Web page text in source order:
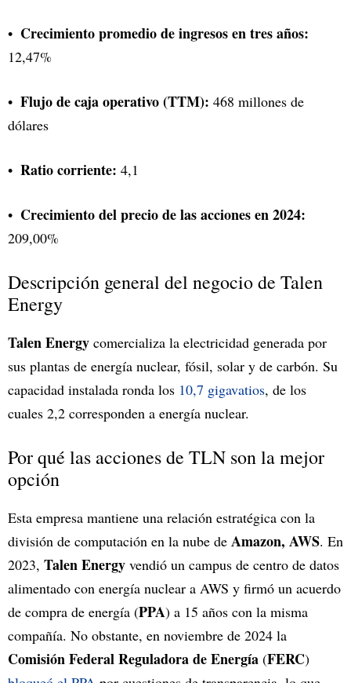
Crecimiento promedio de ingresos en tres años:
12,47%
Flujo de caja operativo (TTM): 468 millones de
dólares
Ratio corriente: 4,1
Crecimiento del precio de las acciones en 2024:
209,00%
Descripción general del negocio de Talen
Energy
Talen Energy comercializa la electricidad generada por
sus plantas de energía nuclear, fósil, solar y de carbón. Su
capacidad instalada ronda los 10,7 gigavatios, de los
cuales 2,2 corresponden a energía nuclear.
Por qué las acciones de TLN son la mejor
opción
Esta empresa mantiene una relación estratégica con la
división de computación en la nube de Amazon, AWS. En
2023, Talen Energy vendió un campus de centro de datos
alimentado con energía nuclear a AWS y firmó un acuerdo
de compra de energía (PPA) a 15 años con la misma
compañía. No obstante, en noviembre de 2024 la
Comisión Federal Reguladora de Energía (FERC)